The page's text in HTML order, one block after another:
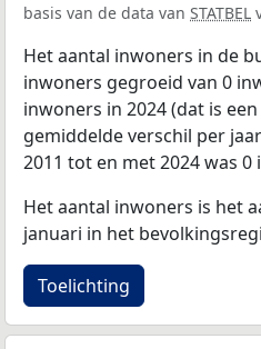
basis van de data van STATBEL
Het aantal inwoners in de
inwoners gegroeid van 0
inwoners in 2024 (dat is
gemiddelde verschil per
2011 tot en met 2024 was 0
Het aantal inwoners is het
januari in het
Toelichting